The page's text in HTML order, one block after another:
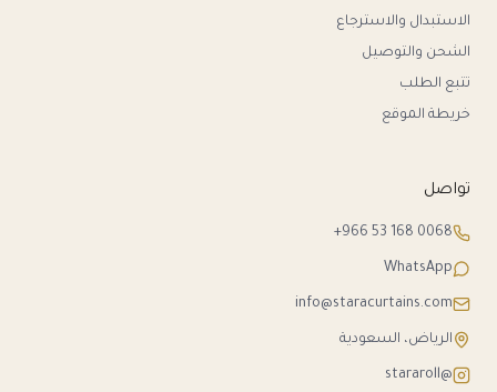
الاستبدال والاسترجاع
الشحن والتوصيل
تتبع الطلب
خريطة الموقع
تواصل
+966 53 168 0068
WhatsApp
info@staracurtains.com
الرياض، السعودية
@stararoll